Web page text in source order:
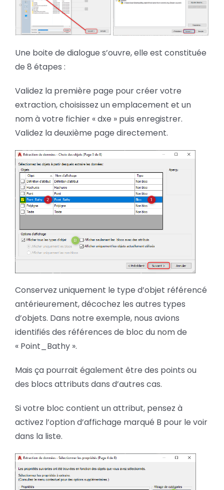
Une boite de dialogue s’ouvre, elle est constituée
de 8 étapes :
Validez la première page pour créer votre
extraction, choisissez un emplacement et un
nom à votre fichier « dxe » puis enregistrer.
Validez la deuxième page directement.
Conservez uniquement le type d’objet référencé
antérieurement, décochez les autres types
d’objets. Dans notre exemple, nous avions
identifiés des références de bloc du nom de
« Point_Bathy ».
Mais ça pourrait également être des points ou
des blocs attributs dans d’autres cas.
Si votre bloc contient un attribut, pensez à
activez l’option d’affichage marqué B pour le voir
dans la liste.